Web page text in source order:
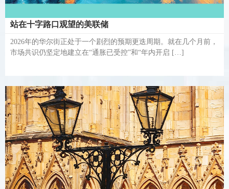
站在十字路口观望的美联储
2026年的华尔街正处于一个剧烈的预期更迭周期。就在几个月前，
市场共识仍坚定地建立在“通胀已受控”和“年内开启 […]